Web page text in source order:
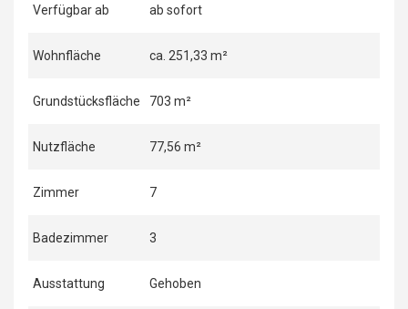
Verfügbar ab ab sofort
Wohnfläche ca. 251,33 m²
Grundstücksfläche 703 m²
Nutzfläche 77,56 m²
Zimmer 7
Badezimmer 3
Ausstattung Gehoben